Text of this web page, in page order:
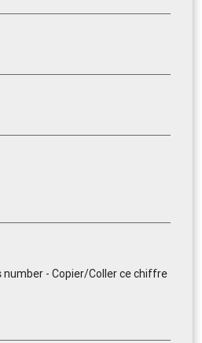
- Copier/Coller ce chiffre